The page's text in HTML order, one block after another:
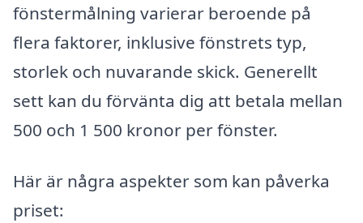
fönstermålning varierar beroende på
flera faktorer, inklusive fönstrets typ,
storlek och nuvarande skick. Generellt
sett kan du förvänta dig att betala mellan
500 och 1 500 kronor per fönster.
Här är några aspekter som kan påverka
priset: